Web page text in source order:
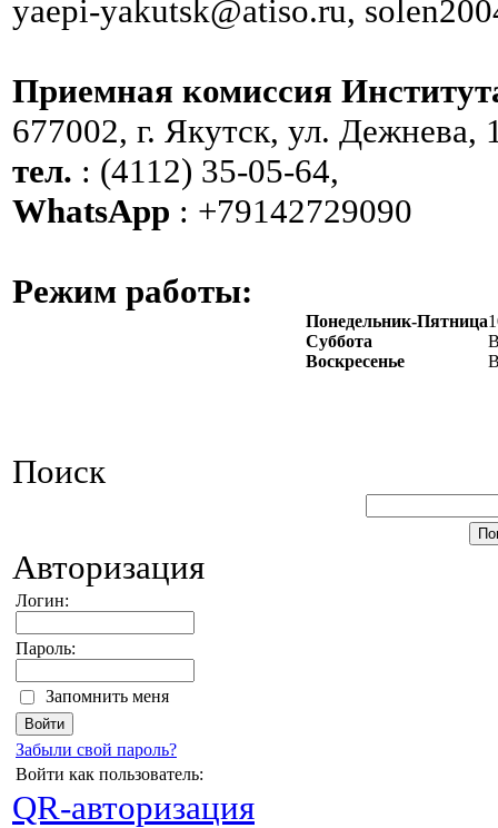
yaepi-yakutsk@atiso.ru,
Приемная комиссия
677002, г. Якутск, ул. Дежнева,
тел. : (4112) 35-05-64,
WhatsApp : +79142729090
Режим работы:
Понедельник-Пятница
Суббота
Воскресенье
Поиск
Авторизация
Логин:
Пароль:
Запомнить меня
Забыли свой пароль?
Войти как пользователь:
QR-авторизация